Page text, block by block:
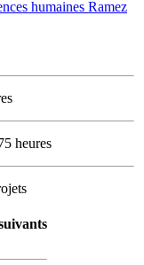
humaines Ramez
heures